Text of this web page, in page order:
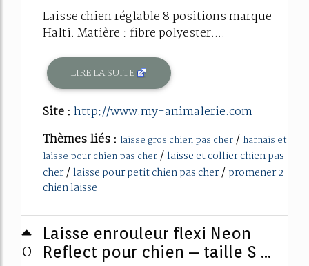
Laisse chien réglable 8 positions marque
Halti. Matière : fibre polyester....
LIRE LA SUITE
Site : http://www.my-animalerie.com
Thèmes liés : laisse gros chien pas cher/ harnais et
laisse pour chien pas cher/laisse et collier chien pas
cher/laisse pour petit chien pas cher/ promener 2
chien laisse
0
Laisse enrouleur flexi Neon
Reflect pour chien – taille S ...